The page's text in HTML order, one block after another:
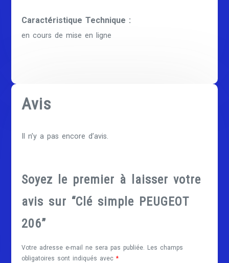
Caractéristique Technique :
en cours de mise en ligne
Avis
Il n’y a pas encore d’avis.
Soyez le premier à laisser votre
avis sur “Clé simple PEUGEOT
206”
Votre adresse e-mail ne sera pas publiée. Les champs
obligatoires sont indiqués avec*